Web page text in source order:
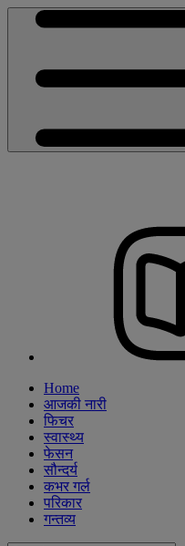
Home
आजकी नारी
फिचर
स्वास्थ्य
फेसन
सौन्दर्य
कभर गर्ल
परिकार
गन्तव्य